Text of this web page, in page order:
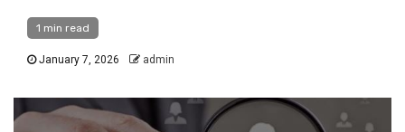
1 min read
January 7, 2026 admin